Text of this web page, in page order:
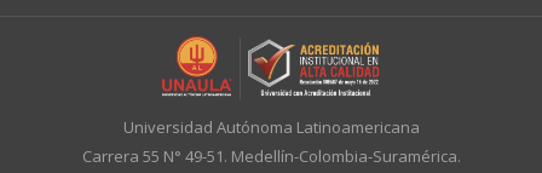
Universidad Autónoma Latinoamericana
Carrera 55 N° 49-51. Medellín-Colombia-Suramérica.